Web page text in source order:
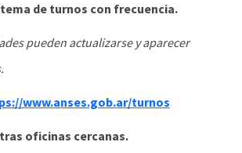
de turnos con frecuencia.
pueden actualizarse y aparecer
www.anses.gob.ar/turnos
oficinas cercanas.